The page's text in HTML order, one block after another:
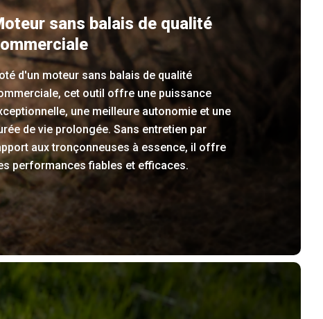
sans balais de qualité
d'un moteur sans balais de qualité
cet outil offre une puissance
une meilleure autonomie et une
de vie prolongée. Sans entretien par
aux tronçonneuses à essence, il offre
performances fiables et efficaces.